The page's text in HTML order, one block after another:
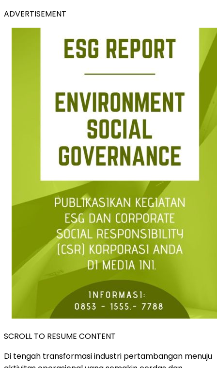
ADVERTISEMENT
SCROLL TO RESUME CONTENT
Di tengah transformasi industri pertambangan menuju